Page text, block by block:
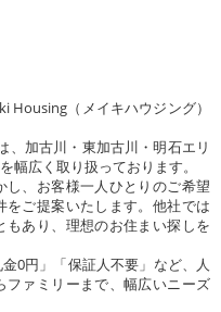
Housing（メイキハウジング）
加古川・東加古川・明石エリ
幅広く取り扱っております。
、お客様一人ひとりのご希望
ご提案いたします。他社では
あり、理想のお住まい探しを
0円」「保証人不要」など、人
ァミリーまで、幅広いニーズ